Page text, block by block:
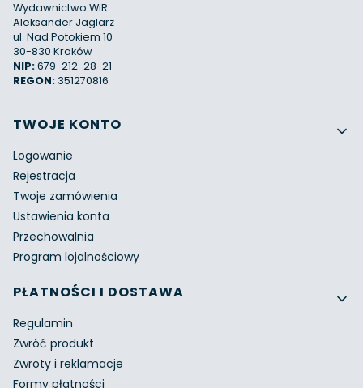
Wydawnictwo WiR
Aleksander Jaglarz
ul. Nad Potokiem 10
30-830 Kraków
NIP:679-212-28-21
REGON: 351270816
Linki w stopce
TWOJE KONTO
Logowanie
Rejestracja
Twoje zamówienia
Ustawienia konta
Przechowalnia
Program lojalnościowy
PŁATNOŚCI I DOSTAWA
Regulamin
Zwróć produkt
Zwroty i reklamacje
Formy płatności